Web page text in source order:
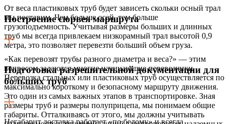
От веса пластиковых труб будет зависеть скольки осный трал
мы поставим. Чем больше осей, тем больше
грузоподъемность. Учитывая размеры больших и длинных
труб мы всегда привлекаем низкорамный трал высотой 0,9
метра, это позволяет перевезти больший объем груза.
Построение сюрвея маршрута
«Как перевозят трубы разного диаметра и веса?» — этим
вопросом задаются многие начинающие перевозчики.
Перевозка стальных или пластиковых труб осуществляется по
максимально короткому и безопасному маршруту движения.
Это один из самых важных этапов в транспортировке. Зная
размеры труб и размеры полуприцепа, мы понимаем общие
габариты. Отталкиваясь от этого, мы должны учитывать
Подготовка разрешительной документации для
больших труб
Негабарит доставка работает «по белому» и всегда